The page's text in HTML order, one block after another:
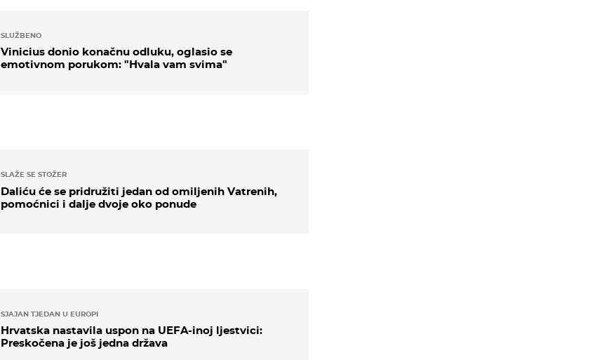
SLUŽBENO
Vinicius donio konačnu odluku, oglasio se
emotivnom porukom: "Hvala vam svima"
SLAŽE SE STOŽER
Daliću će se pridružiti jedan od omiljenih Vatrenih,
pomoćnici i dalje dvoje oko ponude
SJAJAN TJEDAN U EUROPI
Hrvatska nastavila uspon na UEFA-inoj ljestvici:
Preskočena je još jedna država